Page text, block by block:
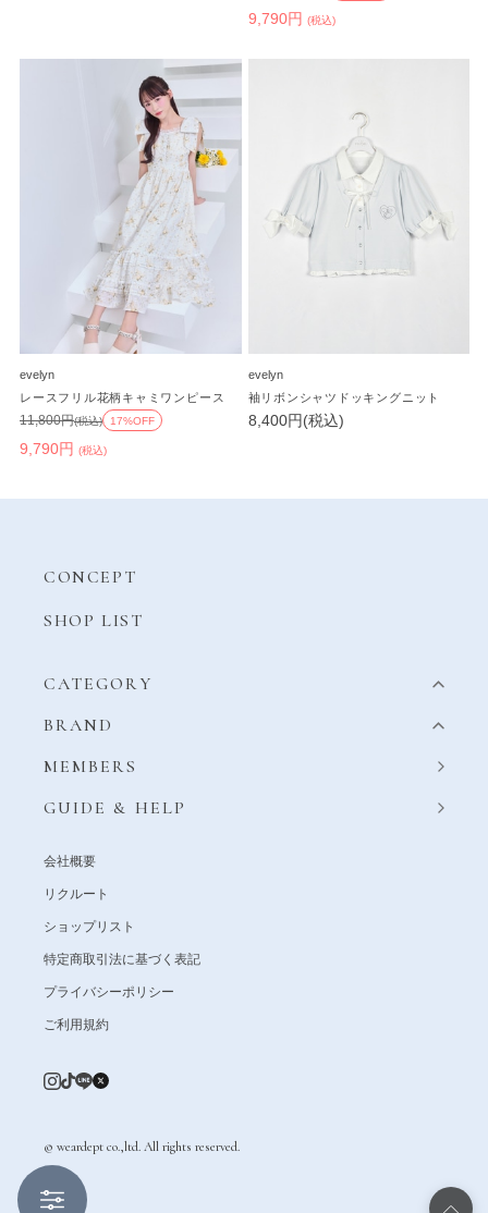
9,790円 (税込)
evelyn
レースフリル花柄キャミワンピース
9,790円 (税込)
11,800円(税込) 17%OFF
evelyn
袖リボンシャツドッキングニット
8,400円(税込)
CONCEPT
SHOP LIST
CATEGORY
BRAND
MEMBERS
GUIDE & HELP
会社概要
リクルート
ショップリスト
特定商取引法に基づく表記
プライバシーポリシー
ご利用規約
© weardept co.,ltd. All rights reserved.